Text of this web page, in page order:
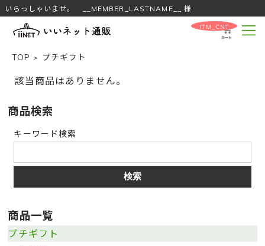
いらっしゃいませ。 __MEMBER_LASTNAME__ 様
__ITM_CNT__
TOP > プチギフト
該当商品はありません。
商品検索
キーワード検索
商品一覧
プチギフト